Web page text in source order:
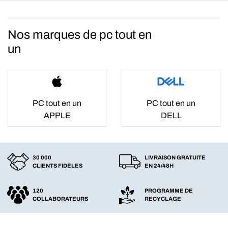
Nos marques de pc tout en
un
PC tout en un
APPLE
PC tout en un
DELL
30 000
CLIENTS FIDÈLES
LIVRAISON GRATUITE
EN 24/48H
120
COLLABORATEURS
PROGRAMME DE
RECYCLAGE